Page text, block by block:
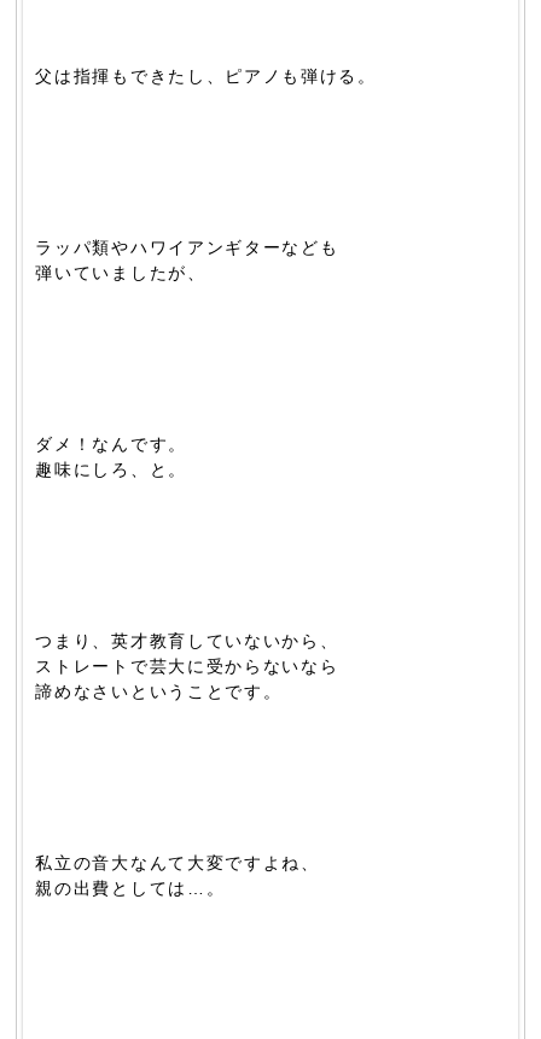
父は指揮もできたし、ピアノも弾ける。
ラッパ類やハワイアンギターなども
弾いていましたが、
ダメ！なんです。
趣味にしろ、と。
つまり、英才教育していないから、
ストレートで芸大に受からないなら
諦めなさいということです。
私立の音大なんて大変ですよね、
親の出費としては…。